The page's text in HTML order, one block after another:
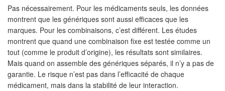
Pas nécessairement. Pour les médicaments seuls, les données
montrent que les génériques sont aussi efficaces que les
marques. Pour les combinaisons, c’est différent. Les études
montrent que quand une combinaison fixe est testée comme un
tout (comme le produit d’origine), les résultats sont similaires.
Mais quand on assemble des génériques séparés, il n’y a pas de
garantie. Le risque n’est pas dans l’efficacité de chaque
médicament, mais dans la stabilité de leur interaction.